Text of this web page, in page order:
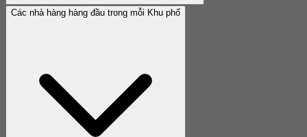
Các nhà hàng hàng đầu trong mỗi Khu phố